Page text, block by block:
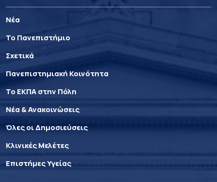
Νέα
Το Πανεπιστήμιο
Σχετικά
Πανεπιστημιακή Κοινότητα
Το ΕΚΠΑ στην Πόλη
Νέα & Ανακοινώσεις
Όλες οι Δημοσιεύσεις
Κλινικές Μελέτες
Επιστήμες Υγείας